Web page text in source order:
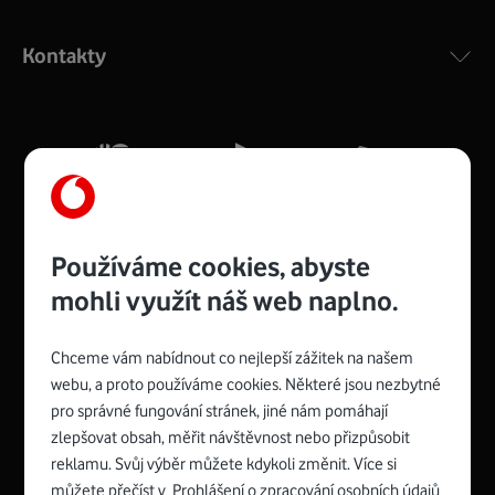
silný signál pro celou domácnost. Kompaktní rozměry 21
Více o COMPAL CH7465VF
Zyxel VMG8623-T50B:
Rozměry modemu jsou 16 x 22 x 7,5 cm (včetně stojánku)
a nabízí 4 gigabitové LAN porty a bezdrátové připojení Wi-
Spojte se s Vodafonem
Kontakty
Používáme cookies, abyste
mohli využít náš web naplno.
Chceme vám nabídnout co nejlepší zážitek na našem
webu, a proto používáme cookies. Některé jsou nezbytné
pro správné fungování stránek, jiné nám pomáhají
zlepšovat obsah, měřit návštěvnost nebo přizpůsobit
reklamu. Svůj výběr můžete kdykoli změnit. Více si
můžete přečíst v Prohlášení o zpracování osobních údajů